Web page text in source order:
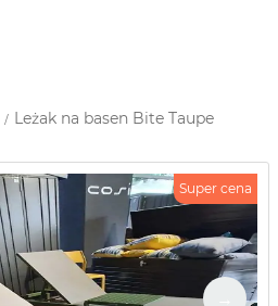
Leżak na basen Bite Taupe
Super cena